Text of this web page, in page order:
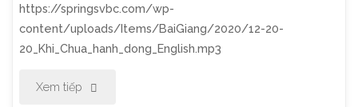
https://springsvbc.com/wp-
content/uploads/Items/BaiGiang/2020/12-20-
20_Khi_Chua_hanh_dong_English.mp3
Xem tiếp "Thờ